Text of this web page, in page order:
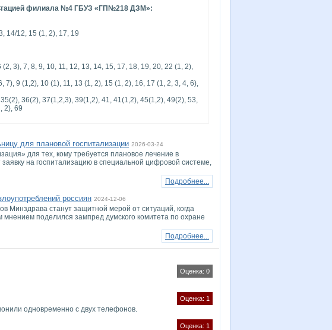
филиала №4 ГБУЗ «ГП№218 ДЗМ»:
14/12, 15 (1, 2), 17, 19
3), 7, 8, 9, 10, 11, 12, 13, 14, 15, 17, 18, 19, 20, 22 (1, 2),
7), 9 (1,2), 10 (1), 11, 13 (1, 2), 15 (1, 2), 16, 17 (1, 2, 3, 4, 6),
36(2), 37(1,2,3), 39(1,2), 41, 41(1,2), 45(1,2), 49(2), 53,
2), 69
для плановой госпитализации 2026-03-24
для тех, кому требуется плановое лечение в
на госпитализацию в специальной цифровой системе,
Подробнее...
россиян 2024-12-06
Минздрава станут защитной мерой от ситуаций, когда
мнением поделился зампред думского комитета по охране
Подробнее...
Оценка: 0
Оценка: 1
одновременно с двух телефонов.
Оценка: 1